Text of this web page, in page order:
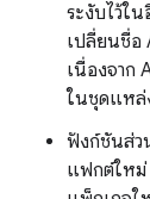
ระงับไว้ใ
เปลี่ยนชื่อ
เนื่องจาก
ในชุดแหล่
ฟังก์ชันส่ว
แฟกต์ใหม่